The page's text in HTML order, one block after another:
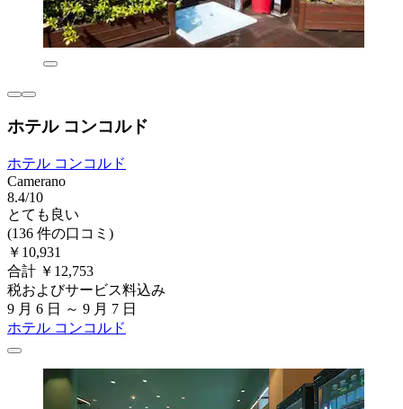
ホテル コンコルド
ホテル コンコルド
Camerano
8.4/10
とても良い
(136 件の口コミ)
￥10,931
合計 ￥12,753
税およびサービス料込み
9 月 6 日 ～ 9 月 7 日
ホテル コンコルド